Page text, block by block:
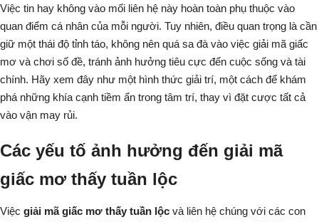
Việc tin hay không vào mối liên hệ này hoàn toàn phụ thuộc vào
quan điểm cá nhân của mỗi người. Tuy nhiên, điều quan trọng là cần
giữ một thái độ tỉnh táo, không nên quá sa đà vào việc giải mã giấc
mơ và chơi số đề, tránh ảnh hưởng tiêu cực đến cuộc sống và tài
chính. Hãy xem đây như một hình thức giải trí, một cách để khám
phá những khía cạnh tiềm ẩn trong tâm trí, thay vì đặt cược tất cả
vào vận may rủi.
Các yếu tố ảnh hưởng đến giải mã
giấc mơ thấy tuần lộc
Việc giải mã giấc mơ thấy tuần lộc và liên hệ chúng với các con